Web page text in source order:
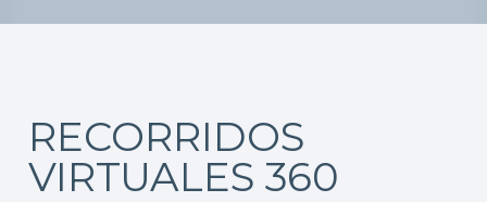
RECORRIDOS
VIRTUALES 360